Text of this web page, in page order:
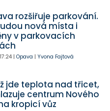
rozšiřuje parkování.
nová místa i
v parkovacích
17:24| Opava | Yvona Fajtová
jde teplota nad třicet,
centrum Nového
kropicí vůz